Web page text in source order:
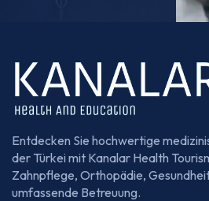
Entdecken Sie hochwertige
der Türkei mit Kanalar Health
Zahnpflege, Orthopädie,
umfassende Betreuung.